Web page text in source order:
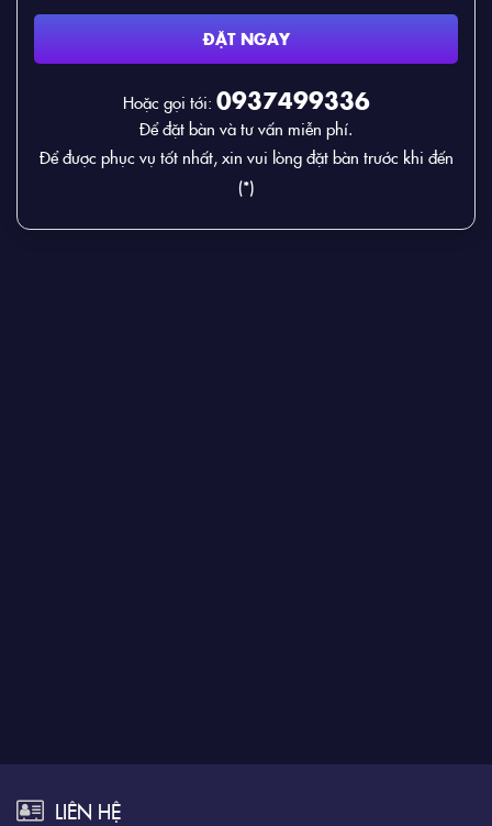
ĐẶT NGAY
Hoặc gọi tới: 0937499336
Để đặt bàn và tư vấn miễn phí.
Để được phục vụ tốt nhất, xin vui lòng đặt bàn trước khi đến
(*)
LIÊN HỆ